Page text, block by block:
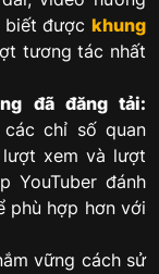
biết được khung
tương tác nhất
đã đăng tải:
các chỉ số quan
xem và lượt
YouTuber đánh
phù hợp hơn với
vững cách sử